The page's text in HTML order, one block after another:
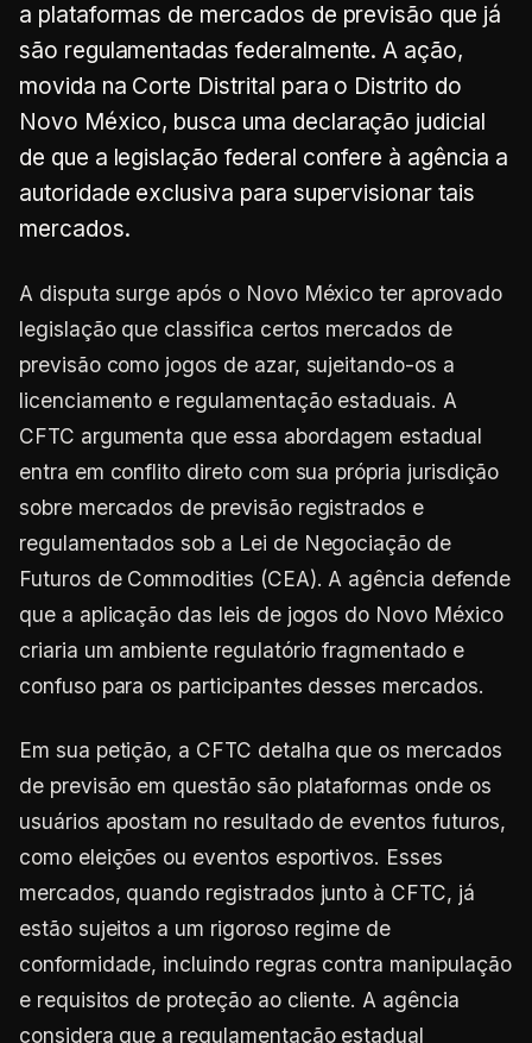
a plataformas de mercados de previsão que já
são regulamentadas federalmente. A ação,
movida na Corte Distrital para o Distrito do
Novo México, busca uma declaração judicial
de que a legislação federal confere à agência a
autoridade exclusiva para supervisionar tais
mercados.
A disputa surge após o Novo México ter aprovado
legislação que classifica certos mercados de
previsão como jogos de azar, sujeitando-os a
licenciamento e regulamentação estaduais. A
CFTC argumenta que essa abordagem estadual
entra em conflito direto com sua própria jurisdição
sobre mercados de previsão registrados e
regulamentados sob a Lei de Negociação de
Futuros de Commodities (CEA). A agência defende
que a aplicação das leis de jogos do Novo México
criaria um ambiente regulatório fragmentado e
confuso para os participantes desses mercados.
Em sua petição, a CFTC detalha que os mercados
de previsão em questão são plataformas onde os
usuários apostam no resultado de eventos futuros,
como eleições ou eventos esportivos. Esses
mercados, quando registrados junto à CFTC, já
estão sujeitos a um rigoroso regime de
conformidade, incluindo regras contra manipulação
e requisitos de proteção ao cliente. A agência
considera que a regulamentação estadual